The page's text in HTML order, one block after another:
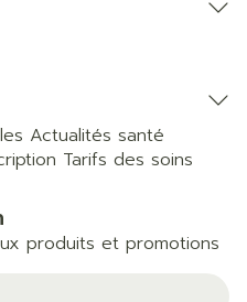
Actualités santé
Tarifs des soins
produits et promotions